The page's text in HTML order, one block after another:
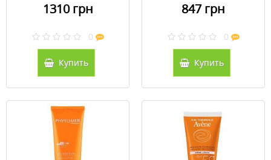
1310 грн
0
Купить
847 грн
0
Купить